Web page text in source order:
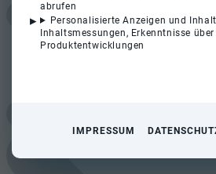
abrufen
Personalisierte Anzeigen und
Inhaltsmessungen, Erkenntnisse
Produktentwicklungen
IMPRESSUM